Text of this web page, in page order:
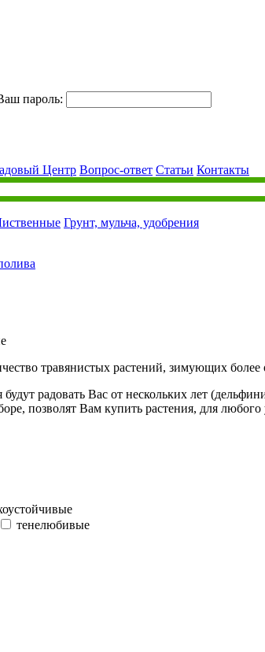
пароль:
Центр Вопрос-ответ Статьи Контакты
Грунт, мульча, удобрения
травянистых растений, зимующих более
радовать Вас от нескольких лет
позволят Вам купить растения, для
тенелюбивые